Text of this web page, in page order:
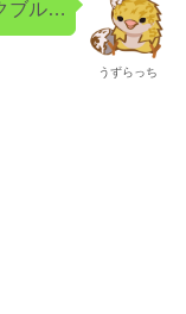
うずらっち
ブル…